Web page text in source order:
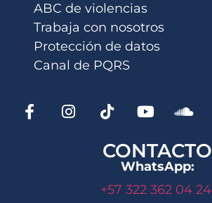
ABC de violencias
Trabaja con nosotros
Protección de datos
Canal de PQRS
CONTACTO
WhatsApp:
+57 322 362 04 24